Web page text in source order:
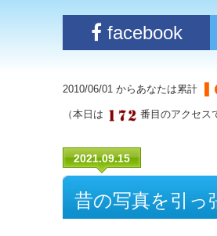
facebook
2010/06/01 からあなたは累計
（本日は 番目のアクセ
2021.09.15
昔の写真を引っ